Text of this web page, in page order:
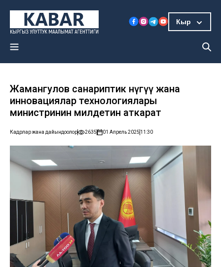
Кыр
Жамангулов санариптик өнүгүү жана
инновациялар технологиялары
министринин милдетин аткарат
Кадрлар жана дайындоолор 2635 01 Апрель 2025 11:30